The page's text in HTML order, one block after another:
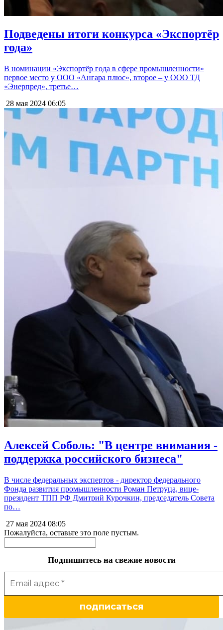
Подведены итоги конкурса «Экспортёр
года»
В номинации «Экспортёр года в сфере промышленности»
первое место у ООО «Ангара плюс», второе – у ООО ТД
«Энерпред», третье…
28 мая 2024 06:05
Алексей Соболь: "В центре внимания -
поддержка российского бизнеса"
В числе федеральных экспертов - директор федерального
Фонда развития промышленности Роман Петруца, вице-
президент ТПП РФ Дмитрий Курочкин, председатель Совета
по…
27 мая 2024 08:05
Пожалуйста, оставьте это поле пустым.
Подпишитесь на свежие новости